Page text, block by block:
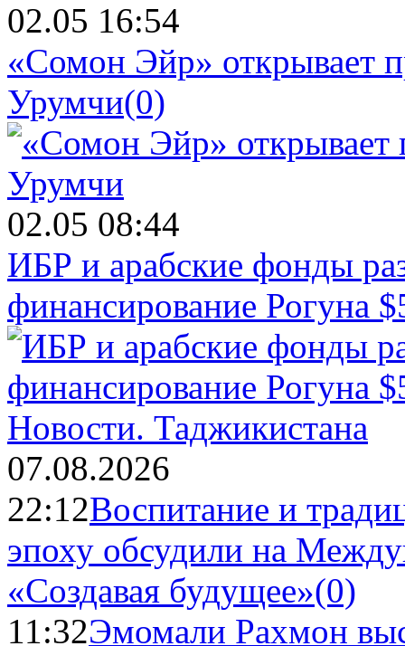
02.05 16:54
«Сомон Эйр» открывает
Урумчи(0)
02.05 08:44
ИБР и арабские фонды
финансирование Рогуна
Новости. Таджикистана
07.08.2026
22:12Воспитание и
эпоху обсудили на
«Создавая будущее»(0)
11:32Эмомали Рахмон